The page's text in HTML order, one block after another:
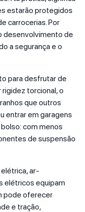
estarão protegidos
carrocerias. Por
desenvolvimento de
a segurança e o
para desfrutar de
torcional, o
que outros
entrar em garagens
com menos
de suspensão
ar-
elétricos equipam
pode oferecer
e tração,